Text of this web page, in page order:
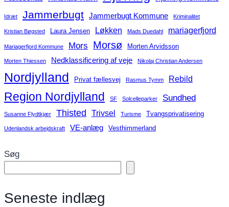
Idræt Jammerbugt Jammerbugt Kommune Kriminalitet
Kristian Bøgsted Laura Jensen Løkken Mads Duedahl mariagerfjord
Mariagerfjord Kommune Mors Morsø Morten Arvidsson
Morten Thiessen Nedklassificering af veje Nikolaj Christian Andersen
Nordjylland Privat fællesvej Rasmus Tymm Rebild
Region Nordjylland SF Solcelleparker Sundhed
Susanne Flydtkjær Thisted Trivsel Turisme Tvangsprivatisering
Udenlandsk arbejdskraft VE-anlæg Vesthimmerland
Søg
Seneste indlæg